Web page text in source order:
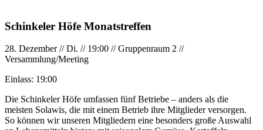
Schinkeler Höfe Monatstreffen
28. Dezember//Di. // 19:00 //Gruppenraum 2 //
Versammlung/Meeting
Einlass: 19:00
Die Schinkeler Höfe umfassen fünf Betriebe – anders als die
meisten Solawis, die mit einem Betrieb ihre Mitglieder versorgen.
So können wir unseren Mitgliedern eine besonders große Auswahl